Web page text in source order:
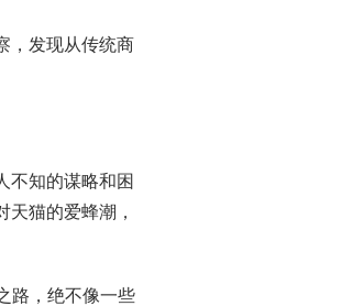
，发现从传统商
不知的谋略和困
猫的爱蜂潮，
路，绝不像一些